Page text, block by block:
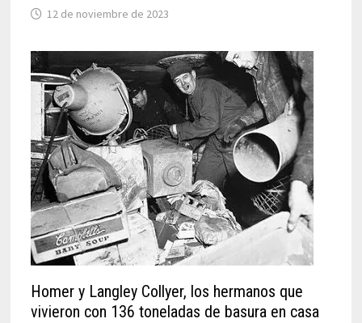
12 de noviembre de 2023
Homer y Langley Collyer, los hermanos que
vivieron con 136 toneladas de basura en casa